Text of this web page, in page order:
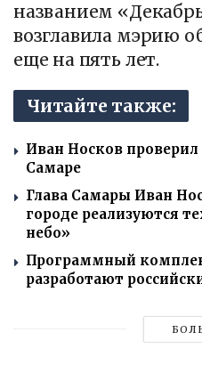
названием
возглавила мэрию
еще на пять лет.
Читайте также:
Иван Носков
Самаре
Глава Самары Иван
городе реализуются
небо»
Программный
разработают